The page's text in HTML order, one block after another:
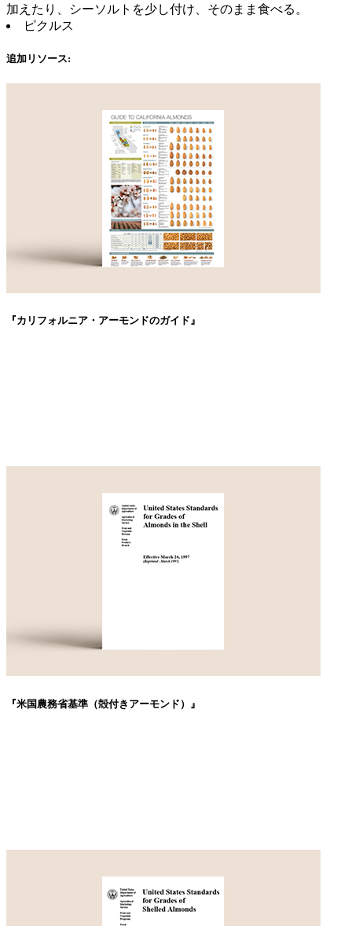
加えたり、シーソルトを少し付け、そのまま食べる。
ピクルス
追加リソース:
『カリフォルニア・アーモンドのガイド』
『米国農務省基準（殻付きアーモンド）』